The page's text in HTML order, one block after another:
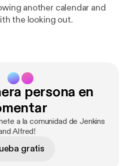
another calendar and
the looking out.
persona en
a la comunidad de Jenkins
Alfred!
gratis